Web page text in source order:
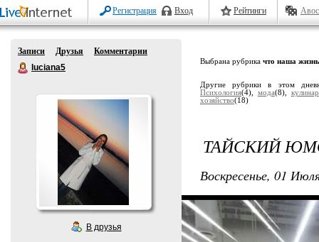
Регистрация Вход Рейтинги
Записи Друзья
Комментарии
luciana5
В друзья
Выбрана рубрика что наша жизнь
Другие рубрики в этом
Психология(4), мода(8),
хозяйство(18)
ТАЙСКИЙ
Воскресенье, 01